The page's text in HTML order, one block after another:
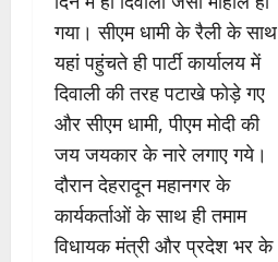
गया। सीएम धामी के रैली के साथ
यहां पहुंचते ही पार्टी कार्यालय में
दिवाली की तरह पटाखे फोड़े गए
और सीएम धामी, पीएम मोदी की
जय जयकार के नारे लगाए गये।
दौरान देहरादून महानगर के
कार्यकर्ताओं के साथ ही तमाम
विधायक मंत्री और प्रदेश भर के